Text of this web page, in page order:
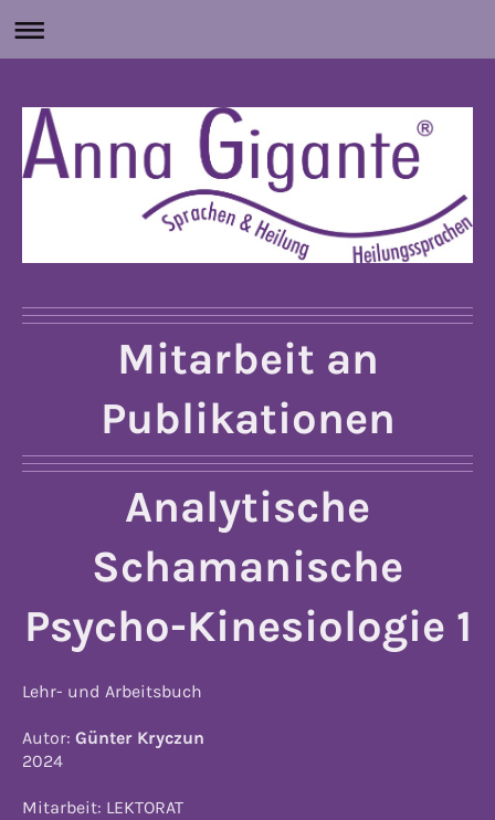
Mitarbeit an
Publikationen
Analytische
Schamanische
Psycho-Kinesiologie 1
Lehr- und Arbeitsbuch
Autor: Günter Kryczun
2024
Mitarbeit: LEKTORAT